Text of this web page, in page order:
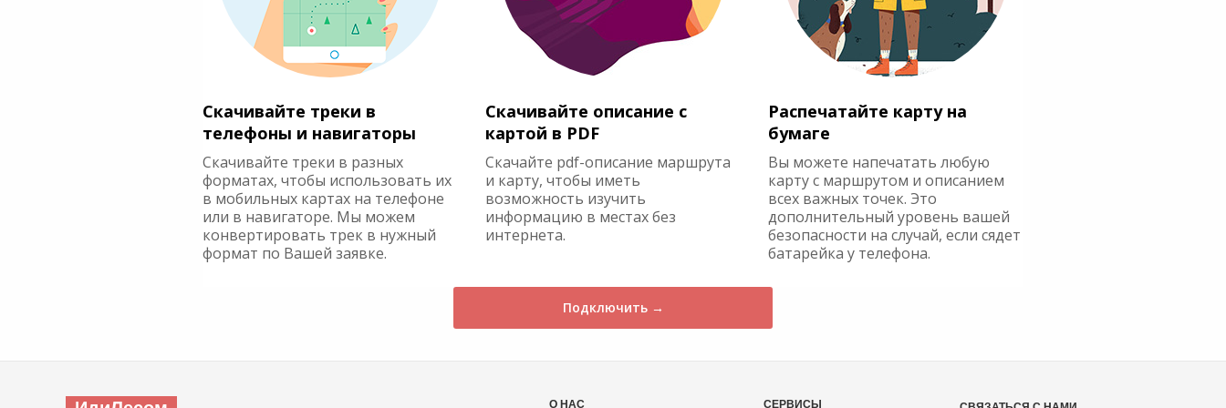
Скачивайте треки в
телефоны и навигаторы
Скачивайте треки в разных
форматах, чтобы использовать их
в мобильных картах на телефоне
или в навигаторе. Мы можем
конвертировать трек в нужный
формат по Вашей заявке.
Скачивайте описание с
картой в PDF
Скачайте pdf-описание маршрута
и карту, чтобы иметь
возможность изучить
информацию в местах без
интернета.
Распечатайте карту на
бумаге
Вы можете напечатать любую
карту с маршрутом и описанием
всех важных точек. Это
дополнительный уровень вашей
безопасности на случай, если сядет
батарейка у телефона.
Подключить →
О НАС СЕРВИСЫ